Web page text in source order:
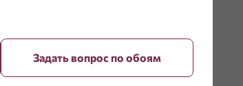
Задать вопрос по обоям